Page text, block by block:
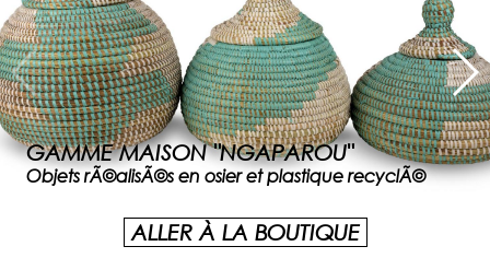
GAMME MAISON "NGAPAROU"
Objets rÃ©alisÃ©s en osier et plastique recyclÃ©
ALLER À LA BOUTIQUE